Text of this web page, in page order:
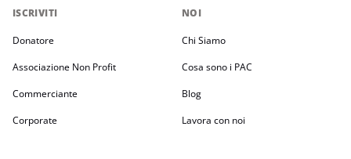
ISCRIVITI
Donatore
Associazione Non Profit
Commerciante
Corporate
NOI
Chi Siamo
Cosa sono i PAC
Blog
Lavora con noi